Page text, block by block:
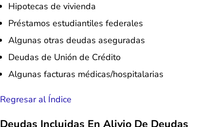
Hipotecas de vivienda
Préstamos estudiantiles federales
Algunas otras deudas aseguradas
Deudas de Unión de Crédito
Algunas facturas médicas/hospitalarias
Regresar al Índice
Deudas Incluidas En Alivio De Deudas